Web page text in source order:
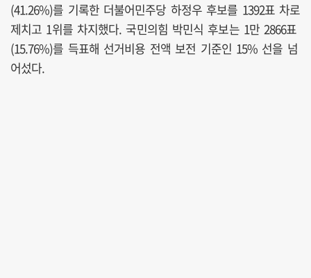
(41.26%)를 기록한 더불어민주당 하정우 후보를 1392표 차로
제치고 1위를 차지했다. 국민의힘 박민식 후보는 1만 2866표
(15.76%)를 득표해 선거비용 전액 보전 기준인 15% 선을 넘
어섰다.